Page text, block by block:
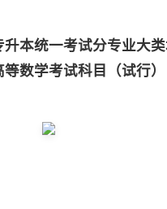
本统一考试分专业大
数学考试科目（试行）